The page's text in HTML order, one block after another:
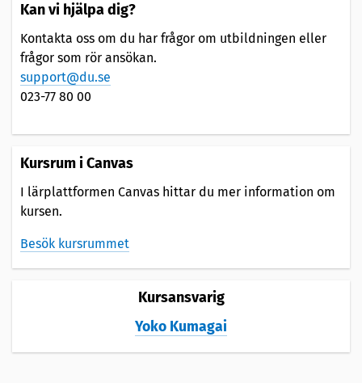
Kan vi hjälpa dig?
Kontakta oss om du har frågor om utbildningen eller
frågor som rör ansökan.
support@du.se
023-77 80 00
Kursrum i Canvas
I lärplattformen Canvas hittar du mer information om
kursen.
Besök kursrummet
Kursansvarig
Yoko Kumagai